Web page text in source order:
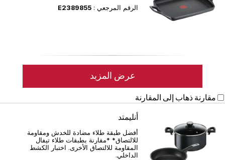
الرقم المرجعي : E2389855
عرض المزيد
مقارنة ذهاب إلى المقارنة
أنليمتد
أفضل طبقة طلاء مضادة للخدش ومقاومة
للالتصاق* *مقارنة بطبقات طلاء تيفال
المقاومة للالتصاق الأخرى. اختبار الكشط
الداخلي.